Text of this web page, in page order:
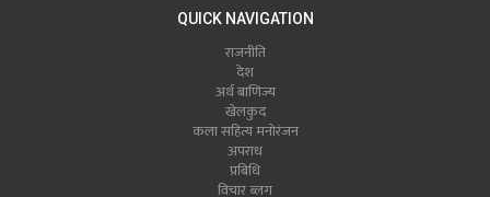
QUICK NAVIGATION
राजनीति
देश
अर्थ बाणिज्य
खेलकुद
कला सहित्य मनोरंजन
अपराध
प्रबिधि
विचार ब्लग